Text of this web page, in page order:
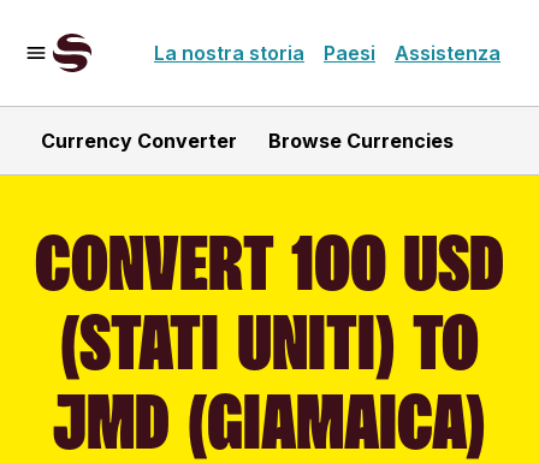
La nostra storia Paesi Assistenza
Currency Converter Browse Currencies
CONVERT 100 USD
(STATI UNITI) TO
JMD (GIAMAICA)